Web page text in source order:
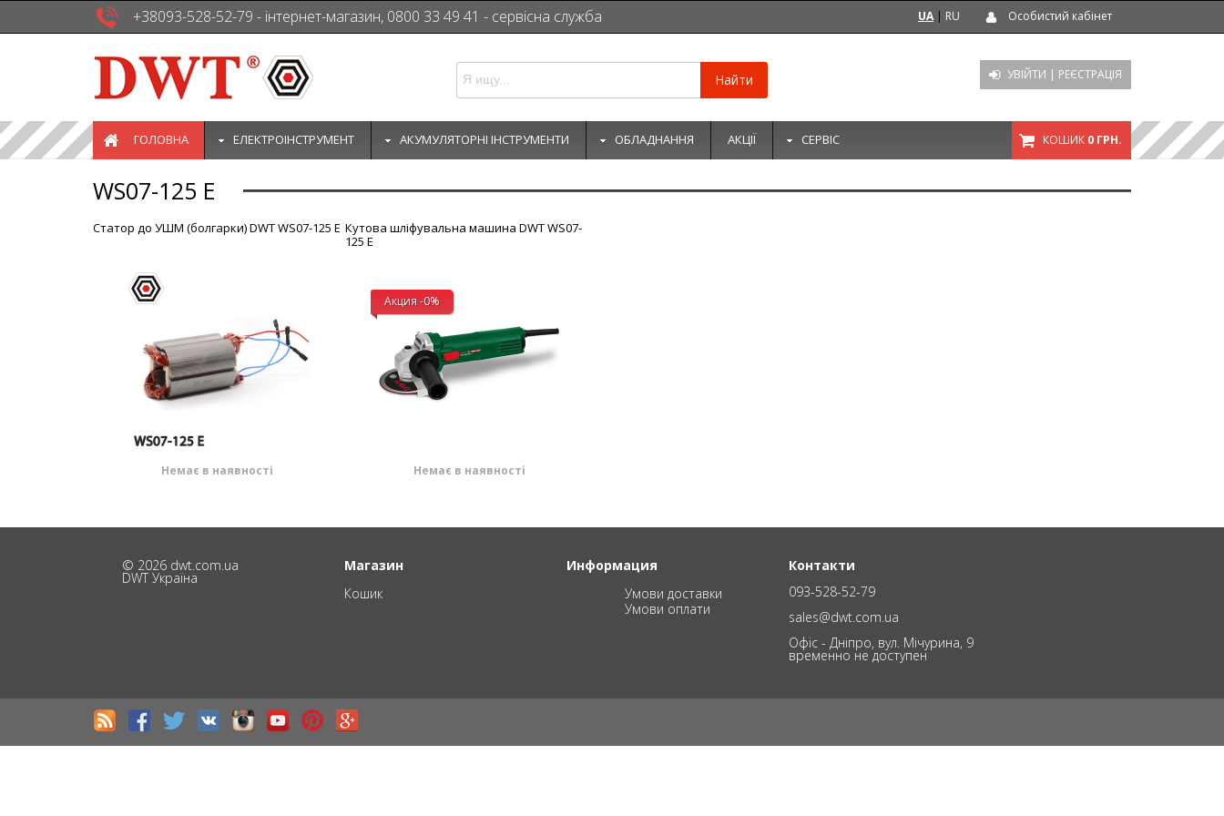
+38093-528-52-79 - інтернет-магазин, 0800 33 49 41 - сервісна служба UA | RU Особистий кабінет
Найти УВІЙТИ | РЕЄСТРАЦІЯ
ГОЛОВНА EЛЕКТРОІНСТРУМЕНТ АКУМУЛЯТОРНІ ІНСТРУМЕНТИ ОБЛАДНАННЯ АКЦІЇ СЕРВІС КОШИК 0 ГРН.
WS07-125 E
Статор до УШМ (болгарки) DWT WS07-125 E
Немає в наявності
Кутова шліфувальна машина DWT WS07-
125 E
Акция -0%
Немає в наявності
© 2026 dwt.com.ua
DWT Україна
Магазин
Кошик
Информация
Умови доставки
Умови оплати
Контакти
093-528-52-79
sales@dwt.com.ua
Офіс - Дніпро, вул. Мічурина, 9
временно не доступен